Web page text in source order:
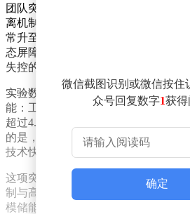
团队突破这一局限，通过整合热稳定
离机制，构建了三位一体的智能防护
常升至150℃以上时，PNE电解质会
态屏障，形成类似"智能防火墙"的隔
失控的连锁反应路径。
实验数据显示，采用该技术的钠离子
能：工作温度范围覆盖-40℃至60℃的
超过4.3V，同时保持了高能量密度与
的是，所有关键材料均选用已实现工
技术快速转化提供了坚实基础。
这项突破性成果重新定义了电池安全
制与高性能表现，为钠离子电池在电
模储能等领域的商业化应用扫除了关
微信截图识别或微信按住
众号回复数字1获
确定